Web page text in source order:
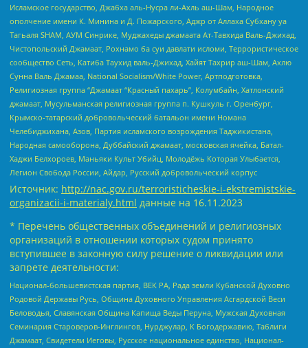
Исламское государство, Джабха аль-Нусра ли-Ахль аш-Шам, Народное
ополчение имени К. Минина и Д. Пожарского, Аджр от Аллаха Субхану уа
Тагьаля SHAM, АУМ Синрике, Муджахеды джамаата Ат-Тавхида Валь-Джихад,
Чистопольский Джамаат, Рохнамо ба суи давлати исломи, Террористическое
сообщество Сеть, Катиба Таухид валь-Джихад, Хайят Тахрир аш-Шам, Ахлю
Сунна Валь Джамаа, National Socialism/White Power, Артподготовка,
Религиозная группа “Джамаат “Красный пахарь”, Колумбайн, Хатлонский
джамаат, Мусульманская религиозная группа п. Кушкуль г. Оренбург,
Крымско-татарский добровольческий батальон имени Номана
Челебиджихана, Азов, Партия исламского возрождения Таджикистана,
Народная самооборона, Дуббайский джамаат, московская ячейка, Батал-
Хаджи Белхороев, Маньяки Культ Убийц, Молодёжь Которая Улыбается,
Легион Свобода России, Айдар, Русский добровольческий корпус
Источник: http://nac.gov.ru/terroristicheskie-i-ekstremistskie-
organizacii-i-materialy.html данные на 16.11.2023
* Перечень общественных объединений и религиозных
организаций в отношении которых судом принято
вступившее в законную силу решение о ликвидации или
запрете деятельности:
Национал-большевистская партия, ВЕК РА, Рада земли Кубанской Духовно
Родовой Державы Русь, Община Духовного Управления Асгардской Веси
Беловодья, Славянская Община Капища Веды Перуна, Мужская Духовная
Семинария Староверов-Инглингов, Нурджулар, К Богодержавию, Таблиги
Джамаат, Свидетели Иеговы, Русское национальное единство, Национал-